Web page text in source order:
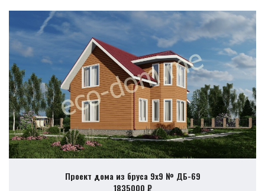
Проект дома из бруса 9х9 № ДБ-69
1835000 ₽